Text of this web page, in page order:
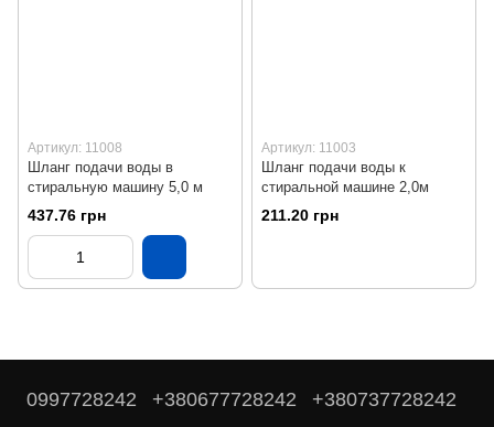
Артикул: 11008
Шланг подачи воды в
стиральную машину 5,0 м
437.76 грн
Артикул: 11003
Шланг подачи воды к
стиральной машине 2,0м
211.20 грн
0997728242 +380677728242 +380737728242